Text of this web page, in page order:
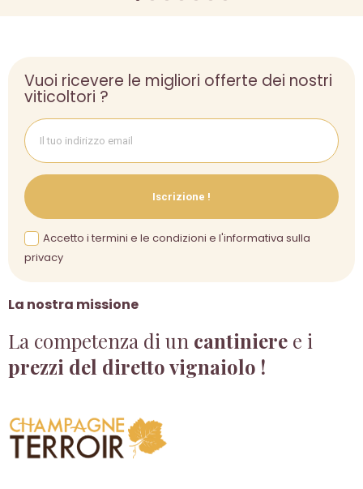
La nostra missione
La competenza di un cantiniere e i
prezzi del diretto vignaiolo !
Vuoi ricevere le migliori offerte dei nostri
viticoltori ?
Iscrizione !
Accetto i termini e le condizioni e l'informativa sulla
privacy